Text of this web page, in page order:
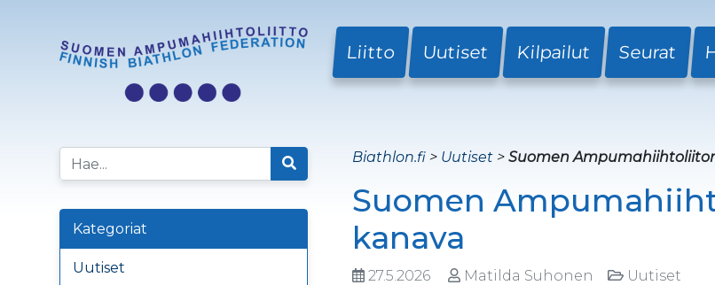
Liitto Uutiset Kilpailut Seurat
Kategoriat
Uutiset
Biathlon.fi > Uutiset > Suomen
Suomen
kanava
27.5.2026 Matilda Suhonen Uutiset